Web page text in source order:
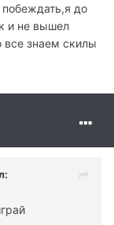
до
и не вышел
все знаем скилы